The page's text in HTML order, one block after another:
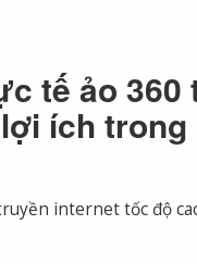
tế ảo 360
ích
internet tốc độ